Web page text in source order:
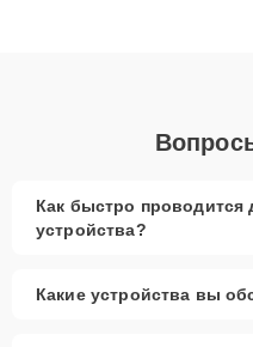
Как быстро проводится
устройства?
Какие устройства вы